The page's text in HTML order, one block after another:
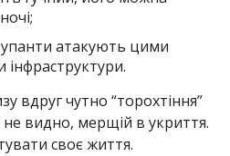
атакують цими
інфраструктури.
вдруг чутно “торохтіння”
видно, мерщій в укриття.
своє життя.